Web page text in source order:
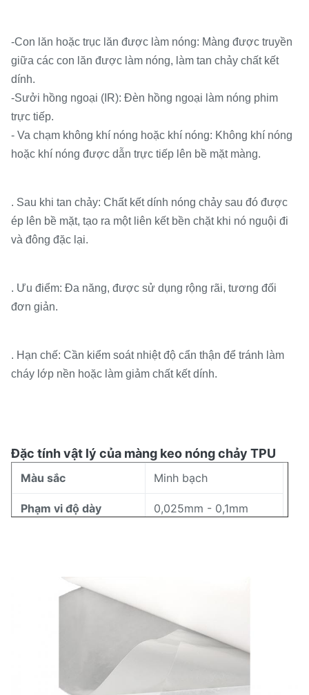
-Con lăn hoặc trục lăn được làm nóng: Màng được truyền
giữa các con lăn được làm nóng, làm tan chảy chất kết
dính.
-Sưởi hồng ngoại (IR): Đèn hồng ngoại làm nóng phim
trực tiếp.
- Va chạm không khí nóng hoặc khí nóng: Không khí nóng
hoặc khí nóng được dẫn trực tiếp lên bề mặt màng.
. Sau khi tan chảy: Chất kết dính nóng chảy sau đó được
ép lên bề mặt, tạo ra một liên kết bền chặt khi nó nguội đi
và đông đặc lại.
. Ưu điểm: Đa năng, được sử dụng rộng rãi, tương đối
đơn giản.
. Hạn chế: Cần kiểm soát nhiệt độ cẩn thận để tránh làm
cháy lớp nền hoặc làm giảm chất kết dính.
Đặc tính vật lý của màng keo nóng chảy TPU
Màu sắc Minh bạch
Phạm vi độ dày 0,025mm - 0,1mm
Chỉ số dòng chảy tan
52±2 (Bờ A)